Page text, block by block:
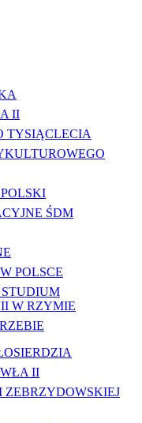
II
TYSIĄCLECIA
ŚDM
POLSCE
W RZYMIE
II